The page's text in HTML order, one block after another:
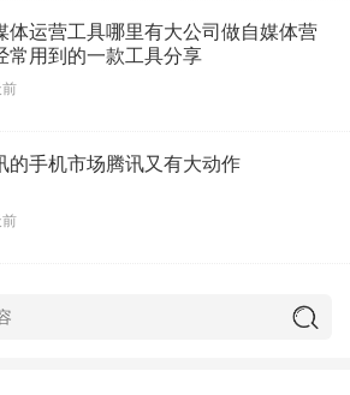
体运营工具哪里有大公司做自媒体营
常用到的一款工具分享
前
的手机市场腾讯又有大动作
前